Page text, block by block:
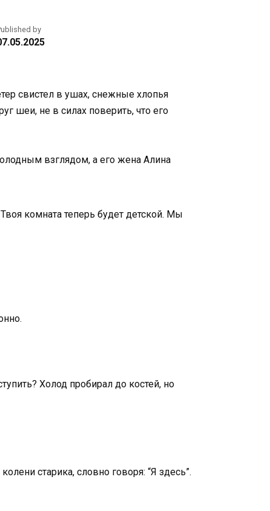
by
свистел в ушах, снежные хлопья
шеи, не в силах поверить, что его
взглядом, а его жена Алина
комната теперь будет детской. Мы
Холод пробирал до костей, но
старика, словно говоря: “Я здесь”.